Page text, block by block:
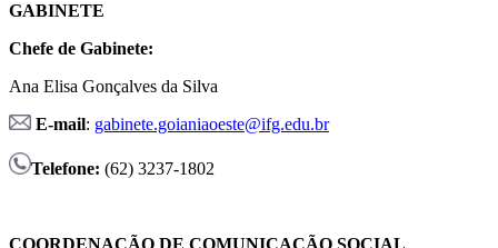
GABINETE
Chefe de Gabinete:
Ana Elisa Gonçalves da Silva
E-mail: gabinete.goianiaoeste@ifg.edu.br
Telefone: (62) 3237-1802